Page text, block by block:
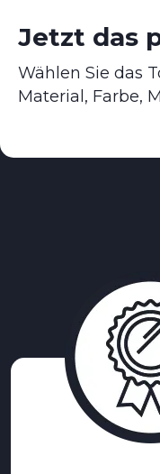
Jetzt das
Wählen Sie das
Material, Farbe,